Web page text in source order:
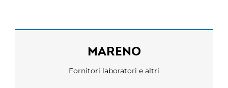
MARENO
Fornitori laboratori e altri